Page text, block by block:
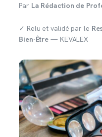
Par La Rédaction de
✓ Relu et validé par le
Bien-Être — KEVALEX